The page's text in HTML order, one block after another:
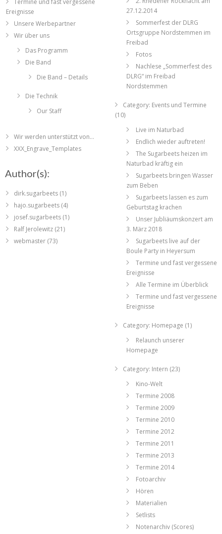
Termine und fast vergessene
Ereignisse
Unsere Werbepartner
Wir über uns
Das Programm
Die Band
Die Band – Details
Die Technik
Our Staff
Wir werden unterstützt von…
XXX_Engrave_Templates
Author(s):
dirk.sugarbeets (1)
hajo.sugarbeets (4)
josef.sugarbeets (1)
Ralf Jerolewitz (21)
webmaster (73)
27.12.2014
Sommerfest der DLRG
Ortsgruppe Nordstemmen im
Freibad
Fotos
Nachlese „Sommerfest des
DLRG“ im Freibad
Nordstemmen
Category: Events und Termine
(10)
Live im Naturbad
Endlich wieder auftreten!
The Sugarbeets heizen im
Naturbad kräftig ein
Sugarbeets bringen Wasser
zum Beben
Sugarbeets lassen es zum
Geburtstag krachen
Unser Jubliäumskonzert am
3. März 2018
Sugarbeets live auf der
Boule Party in Heyersum
Termine und fast vergessene
Ereignisse
Alle Termine im Überblick
Termine und fast vergessene
Ereignisse
Category: Homepage (1)
Relaunch unserer
Homepage
Category: Intern (23)
Kino-Welt
Termine 2008
Termine 2009
Termine 2010
Termine 2012
Termine 2011
Termine 2013
Termine 2014
Fotoarchiv
Hören
Materialien
Setlists
Notenarchiv (Scores)